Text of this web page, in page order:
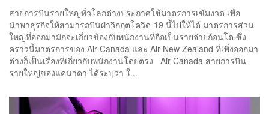
สายการบินรายใหญ่ทั่วโลกต่างประกาศใช้มาตรการเข้มงวด เพื่อ
นำพาธุรกิจให้สามารถบินฝ่าวิกฤตโควิด-19 นี้ไปให้ได้ มาตรการส่วน
ใหญ่ที่ออกมามักจะเกี่ยวข้องกับพนักงานที่ถือเป็นรายจ่ายก้อนโต ซึ่ง
คราวนี้มาตรการของ Air Canada และ Air New Zealand ที่เพิ่งออกมา
ต่างก็เป็นเรื่องที่เกี่ยวกับพนักงานโดยตรง Air Canada สายการบิน
รายใหญ่ของแคนาดา ได้ระบุว่า ใ...